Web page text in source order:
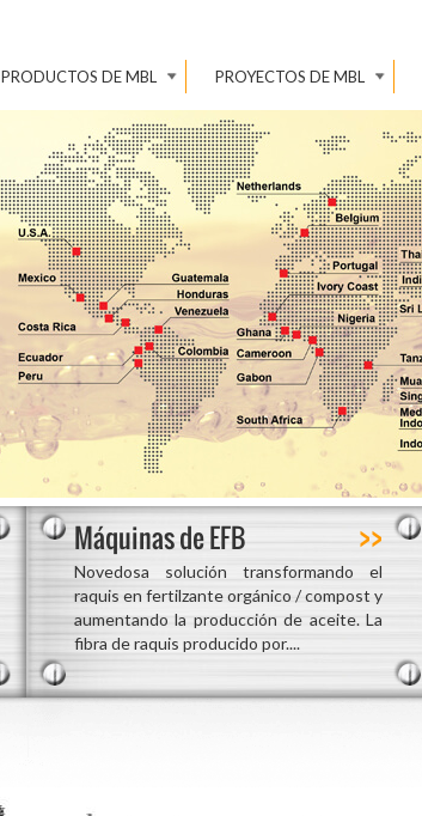
PRODUCTOS DE MBL PROYECTOS DE MBL
Máquinas de EFB >>
Novedosa solución transformando el
raquis en fertilzante orgánico / compost y
aumentando la producción de aceite. La
fibra de raquis producido por....